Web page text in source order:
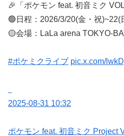
🎉「ポケモン feat. 初音ミク
🟢日程：2026/3/20(金・祝)~22(
🟡会場：LaLa arena TOKYO-
#ポケミクライブ pic.x.com/
2025-08-31 10:32
ポケモン feat. 初音ミク Project